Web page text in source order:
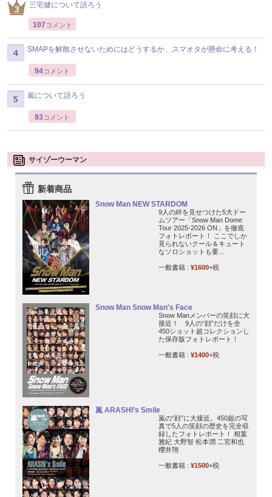
三宅健について語ろう
107 コメント
SMAPを解散させないためにはどうするか、スマオタが懸命に考える！
94コメント
嵐について語ろう
93コメント
サイゾーウーマン
新着商品
Snow Man NEW STARDOM
9人の絆を見せつけた5大ドー
ムツアー「Snow Man Dome
Tour 2025-2026 ON」を徹底
フォトレポート！ ここでしか
見られないクール＆キュート
なソロショットも要...
一般書籍 : ¥1600+税
Snow Man Snow Man's Face
Snow Manメンバーの笑顔に大
接近！ 9人の“顔”だけを全
450ショット超コレクションし
た保存版フォトレポート！
一般書籍 : ¥1400+税
嵐 ARASHI’s Smile
嵐の“顔”に大接近。450超の写
真で5人の笑顔の歴史を完全収
録したフォトレポート！ 相葉
雅紀 大野智 松本潤 二宮和也
櫻井翔
一般書籍 : ¥1500+税